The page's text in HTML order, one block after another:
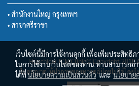
• สำนักงานใหญ่ กรุงเทพฯ
• สาขาศรีราชา
Huachiew TCM Clinic© Copyright 2018
ไม่อนุญาตให้นำภาพของทางคลินิกฯไปใช้โดย
เว็บไซต์นี้มีการใช้งานคุกกี้ เพื่อเพิ่มประสิท
ในการใช้งานเว็บไซต์ของท่าน ท่านสามารถอ่
ได้ที่นโยบายความเป็นส่วนตัวและนโยบาย